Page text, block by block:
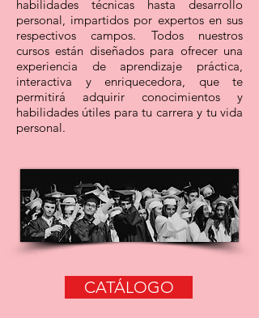
habilidades técnicas hasta desarrollo
personal, impartidos por expertos en sus
respectivos campos. Todos nuestros
cursos están diseñados para ofrecer una
experiencia de aprendizaje práctica,
interactiva y enriquecedora, que te
permitirá adquirir conocimientos y
habilidades útiles para tu carrera y tu vida
personal.
CATÁLOGO